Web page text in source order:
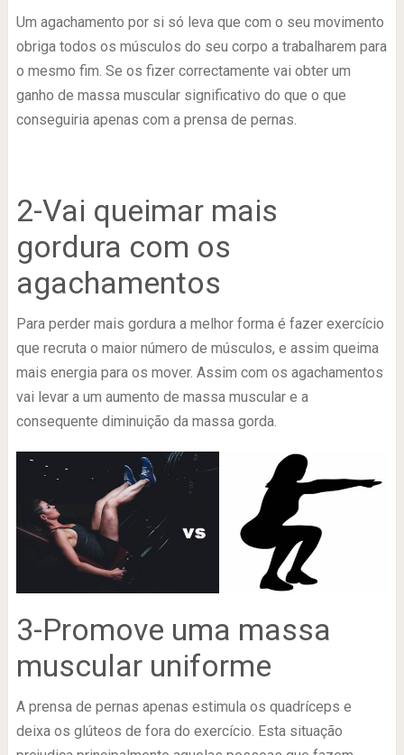
Um agachamento por si só leva que com o seu movimento
obriga todos os músculos do seu corpo a trabalharem para
o mesmo fim. Se os fizer correctamente vai obter um
ganho de massa muscular significativo do que o que
conseguiria apenas com a prensa de pernas.
2-Vai queimar mais
gordura com os
agachamentos
Para perder mais gordura a melhor forma é fazer exercício
que recruta o maior número de músculos, e assim queima
mais energia para os mover. Assim com os agachamentos
vai levar a um aumento de massa muscular e a
consequente diminuição da massa gorda.
3-Promove uma massa
muscular uniforme
A prensa de pernas apenas estimula os quadríceps e
deixa os glúteos de fora do exercício. Esta situação